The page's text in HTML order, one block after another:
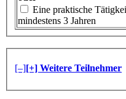
Eine praktische
mindestens 3 Jahren
[–][+] Weitere Teilnehmer